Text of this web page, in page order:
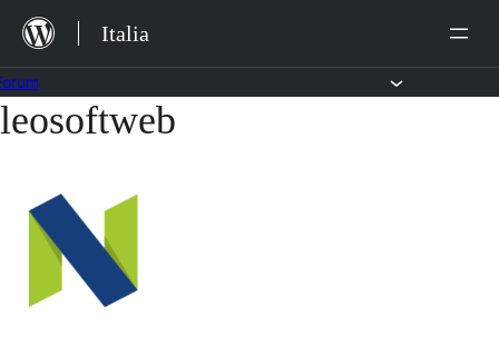
Salta
contenuto
Italia
Vai
leosoftweb